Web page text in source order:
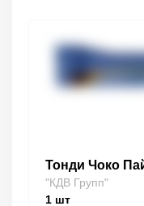
Тонди Чоко
"КДВ Групп"
1 шт